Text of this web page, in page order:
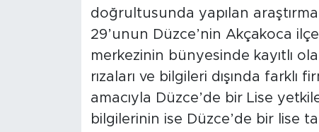
doğrultusunda yapılan
29’unun Düzce’nin Akçakoca
merkezinin bünyesinde kayıtlı
rızaları ve bilgileri dışında
amacıyla Düzce’de bir Lise
bilgilerinin ise Düzce’de bir lise